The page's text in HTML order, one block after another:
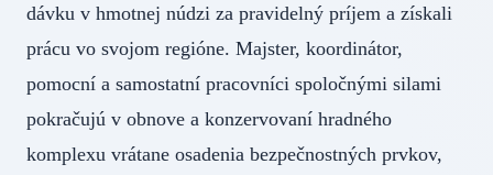
dávku v hmotnej núdzi za pravidelný príjem a získali
prácu vo svojom regióne. Majster, koordinátor,
pomocní a samostatní pracovníci spoločnými silami
pokračujú v obnove a konzervovaní hradného
komplexu vrátane osadenia bezpečnostných prvkov,